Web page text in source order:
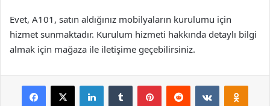
Evet, A101, satın aldığınız mobilyaların kurulumu için
hizmet sunmaktadır. Kurulum hizmeti hakkında detaylı bilgi
almak için mağaza ile iletişime geçebilirsiniz.
Facebook
X LinkedInTumblr PinterestReddit VKontakte